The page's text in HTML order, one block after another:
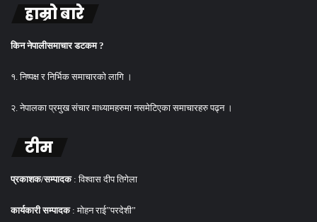
हाम्रो बारे
किन नेपालीसमाचार डटकम ?
१. निष्पक्ष र निर्भिक समाचारको लागि ।
२. नेपालका प्रमुख संचार माध्यामहरुमा नसमेटिएका समाचारहरु पढ्न ।
टीम
प्रकाशक/सम्पादक : विश्वास दीप तिगेला
कार्यकारी सम्पादक: मोहन राई”परदेशी”